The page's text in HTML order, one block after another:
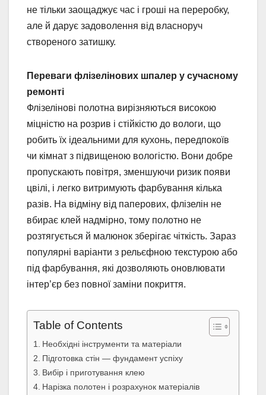
не тільки заощаджує час і гроші на переробку,
але й дарує задоволення від власноруч
створеного затишку.
Переваги флізелінових шпалер у сучасному
ремонті
Флізелінові полотна вирізняються високою
міцністю на розрив і стійкістю до вологи, що
робить їх ідеальними для кухонь, передпокоїв
чи кімнат з підвищеною вологістю. Вони добре
пропускають повітря, зменшуючи ризик появи
цвілі, і легко витримують фарбування кілька
разів. На відміну від паперових, флізелін не
вбирає клей надмірно, тому полотно не
розтягується й малюнок зберігає чіткість. Зараз
популярні варіанти з рельєфною текстурою або
під фарбування, які дозволяють оновлювати
інтер’єр без повної заміни покриття.
Table of Contents
Необхідні інструменти та матеріали
Підготовка стін — фундамент успіху
Вибір і приготування клею
Нарізка полотен і розрахунок матеріалів